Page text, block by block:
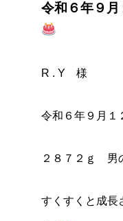
令和６年９月
R . Y 様
令和６年９月
２８７２ｇ 男
すくすくと成長